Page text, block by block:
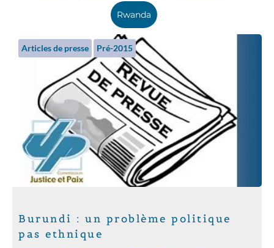
Rwanda
Articles de presse Pré-2015
Burundi : un problème politique
pas ethnique